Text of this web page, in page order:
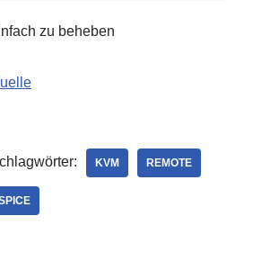
zu beheben
KVM REMOTE